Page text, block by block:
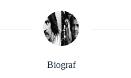
Biograf